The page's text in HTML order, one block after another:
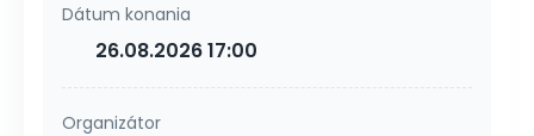
Dátum konania
26.08.2026 17:00
Organizátor